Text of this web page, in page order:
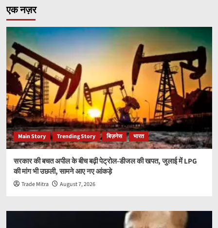
एक नज़र
Main Story Trending Story बिज़नेस भारत
सरकार की बचत अपील के बीच बढ़ी पेट्रोल-डीजल की खपत, जुलाई में LPG
की मांग भी उछली, सामने आए नए आंकड़े
Trade Mitra August 7, 2026